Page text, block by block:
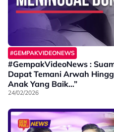
#GEMPAKVIDEONEWS
#GempakVideoNews :
Dapat Temani Arwah
Anak Yang Baik…”
24/02/2026